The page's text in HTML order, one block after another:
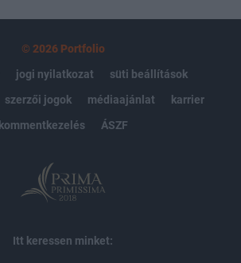
© 2026 Portfolio
jogi nyilatkozat
süti beállítások
szerzői jogok médiaajánlat
karrier
kommentkezelés
ÁSZF
Itt keressen minket: